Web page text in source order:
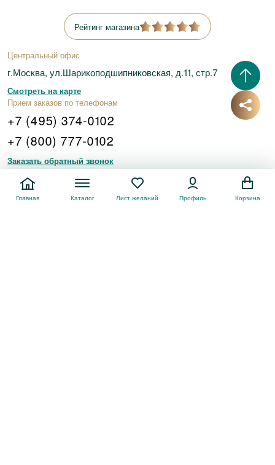
Рейтинг магазина
Центральный офис
г.Москва, ул.Шарикоподшипниковская, д.11, стр.7
Смотреть на карте
Прием заказов по телефонам
+7 (495) 374-0102
+7 (800) 777-0102
Заказать обратный звонок
Связаться через мессенджеры
Главная Каталог Лист желаний Профиль Корзина